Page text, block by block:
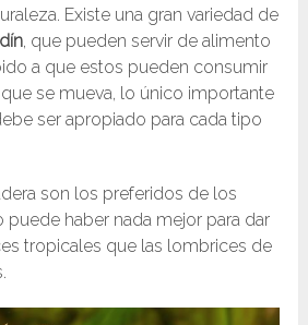
Existe una gran variedad de
, que pueden servir de alimento
a que estos pueden consumir
se mueva, lo único importante
ser apropiado para cada tipo
son los preferidos de los
haber nada mejor para dar
tropicales que las lombrices de